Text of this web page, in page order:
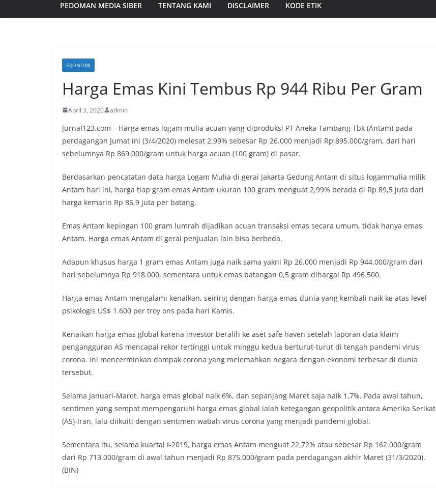
PEDOMAN MEDIA SIBER TENTANG KAMI DISCLAIMER KODE ETIK
EKONOMI
Harga Emas Kini Tembus Rp 944 Ribu Per Gram
April 3, 2020 admin
Jurnal123.com – Harga emas logam mulia acuan yang diproduksi PT Aneka Tambang Tbk (Antam) pada
perdagangan Jumat ini (3/4/2020) melesat 2,99% sebesar Rp 26.000 menjadi Rp 895.000/gram, dari hari
sebelumnya Rp 869.000/gram untuk harga acuan (100 gram) di pasar.
Berdasarkan pencatatan data harga Logam Mulia di gerai Jakarta Gedung Antam di situs logammulia milik
Antam hari ini, harga tiap gram emas Antam ukuran 100 gram menguat 2,99% berada di Rp 89,5 juta dari
harga kemarin Rp 86,9 juta per batang.
Emas Antam kepingan 100 gram lumrah dijadikan acuan transaksi emas secara umum, tidak hanya emas
Antam. Harga emas Antam di gerai penjualan lain bisa berbeda.
Adapun khusus harga 1 gram emas Antam juga naik sama yakni Rp 26.000 menjadi Rp 944.000/gram dari
hari sebelumnya Rp 918.000, sementara untuk emas batangan 0,5 gram dihargai Rp 496.500.
Harga emas Antam mengalami kenaikan, seiring dengan harga emas dunia yang kembali naik ke atas level
psikologis US$ 1.600 per troy ons pada hari Kamis.
Kenaikan harga emas global karena investor beralih ke aset safe haven setelah laporan data klaim
pengangguran AS mencapai rekor tertinggi untuk minggu kedua berturut-turut di tengah pandemi virus
corona. Ini mencerminkan dampak corona yang melemahkan negara dengan ekonomi terbesar di dunia
tersebut.
Selama Januari-Maret, harga emas global naik 6%, dan sepanjang Maret saja naik 1,7%. Pada awal tahun,
sentimen yang sempat mempengaruhi harga emas global ialah ketegangan geopolitik antara Amerika Serikat
(AS)-Iran, lalu diikuiti dengan sentimen wabah virus corona yang menjadi pandemi global.
Sementara itu, selama kuartal I-2019, harga emas Antam menguat 22,72% atau sebesar Rp 162.000/gram
dari Rp 713.000/gram di awal tahun menjadi Rp 875.000/gram pada perdagangan akhir Maret (31/3/2020).
(BIN)